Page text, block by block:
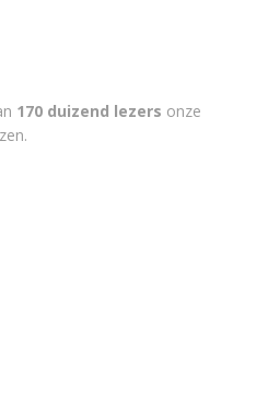
170 duizend lezers onze